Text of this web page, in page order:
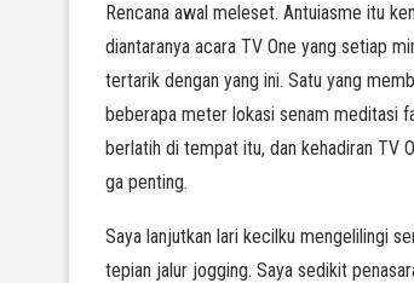
Rencana awal meleset. Antuiasme itu
diantaranya acara TV One yang setiap
tertarik dengan yang ini. Satu yang
beberapa meter lokasi senam meditasi
berlatih di tempat itu, dan kehadiran TV
ga penting.
Saya lanjutkan lari kecilku mengelilingi
tepian jalur jogging. Saya sedikit